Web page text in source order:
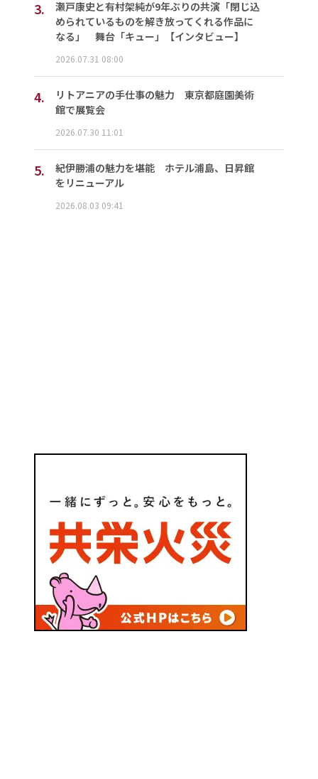
3.
瀬戸康史と有村架純が9年ぶりの共演「閉じ込
められているものを解き放ってくれる作品に
なる」 舞台「キュー」【インタビュー】
2026.07.31 08:00
4.
リトアニアの手仕事の魅力 東京都庭園美術
館で展覧会
2026.07.30 11:01
5.
紀伊勝浦の魅力を堪能 ホテル浦島、日昇館
をリニューアル
2026.08.03 09:41